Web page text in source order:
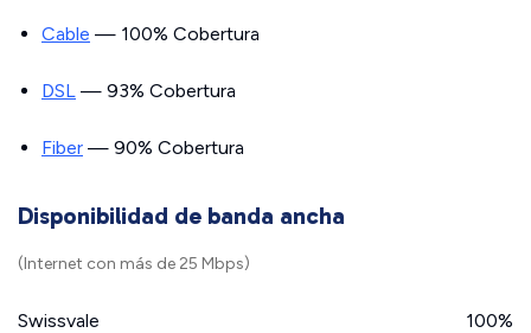
Cable — 100% Cobertura
DSL — 93% Cobertura
Fiber — 90% Cobertura
Disponibilidad de banda ancha
(Internet con más de 25 Mbps)
Swissvale 100%